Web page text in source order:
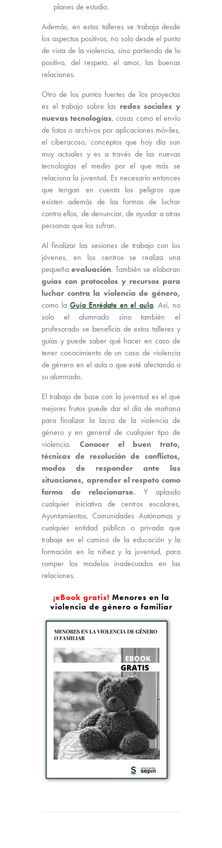
planes de estudio.
Además, en estos talleres se trabaja desde
los aspectos positivos, no solo desde el punto
de vista de la violencia, sino partiendo de lo
positivo, del respeto, el amor, las buenas
relaciones.
Otro de los puntos fuertes de los proyectos
es el trabajo sobre las redes sociales y
nuevas tecnologías, cosas como el envío
de fotos o archivos por aplicaciones móviles,
el ciberacoso, conceptos que hoy día son
muy actuales y es a través de las nuevas
tecnologías el medio por el que más se
relaciona la juventud. Es necesario entonces
que tengan en cuenta los peligros que
existen además de las formas de luchar
contra ellos, de denunciar, de ayudar a otras
personas que los sufran.
Al finalizar las sesiones de trabajo con los
jóvenes, en los centros se realiza una
pequeña evaluación. También se elaboran
guías con protocolos y recursos para
luchar contra la violencia de género,
como la Guía Enrédate en el aula. Así, no
solo el alumnado sino también el
profesorado se beneficia de estos talleres y
guías y puede saber qué hacer en caso de
tener conocimiento de un caso de violencia
de género en el aula o que esté afectando a
su alumnado.
El trabajo de base con la juventud es el que
mejores frutos puede dar el día de mañana
para finalizar la lacra de la violencia de
género y en general de cualquier tipo de
violencia. Conocer el buen trato,
técnicas de resolución de conflictos,
modos de responder ante las
situaciones, aprender el respeto como
forma de relacionarse. Y aplaudo
cualquier iniciativa de centros escolares,
Ayuntamientos, Comunidades Autónomas y
cualquier entidad pública o privada que
trabaje en el camino de la educación y la
formación en la niñez y la juventud, para
romper los modelos inadecuados en las
relaciones.
¡eBook gratis! Menores en la
violencia de género o familiar